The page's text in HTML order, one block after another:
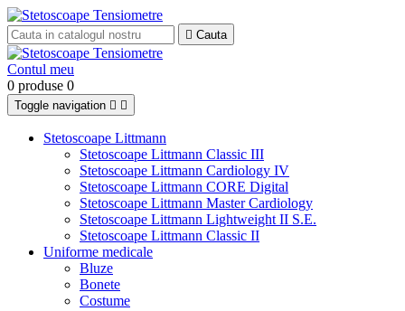
 Cauta
Contul meu
0 produse 0
Toggle navigation  
Stetoscoape Littmann
Stetoscoape Littmann Classic III
Stetoscoape Littmann Cardiology IV
Stetoscoape Littmann CORE Digital
Stetoscoape Littmann Master Cardiology
Stetoscoape Littmann Lightweight II S.E.
Stetoscoape Littmann Classic II
Uniforme medicale
Bluze
Bonete
Costume